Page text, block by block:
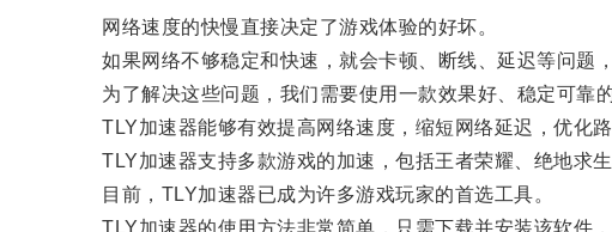
网络速度的快慢直接决定了游戏体验的好坏。
如果网络不够稳定和快速，就会卡顿、断线、延迟等问题，
为了解决这些问题，我们需要使用一款效果好、稳定可靠
TLY加速器能够有效提高网络速度，缩短网络延迟，优化路
TLY加速器支持多款游戏的加速，包括王者荣耀、绝地求生
目前，TLY加速器已成为许多游戏玩家的首选工具。
TLY加速器的使用方法非常简单，只需下载并安装该软件，